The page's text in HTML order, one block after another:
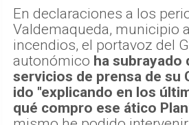
En declaraciones a los
Valdemaqueda, municipio
incendios, el portavoz del
autonómico ha subrayado
servicios de prensa de su
ido "explicando en los
qué compro ese ático